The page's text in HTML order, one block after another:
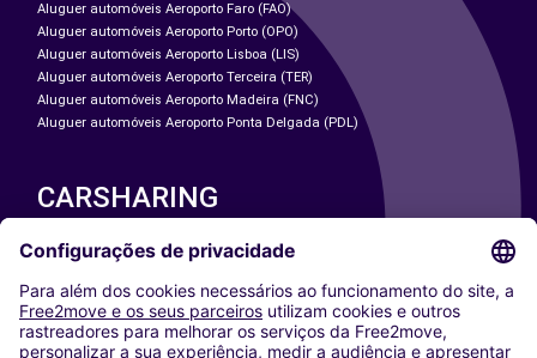
Aluguer automóveis Aeroporto Faro (FAO)
Aluguer automóveis Aeroporto Porto (OPO)
Aluguer automóveis Aeroporto Lisboa (LIS)
Aluguer automóveis Aeroporto Terceira (TER)
Aluguer automóveis Aeroporto Madeira (FNC)
Aluguer automóveis Aeroporto Ponta Delgada (PDL)
CARSHARING
NOSSAS CIDADES
Washington DC
Milan
Rome